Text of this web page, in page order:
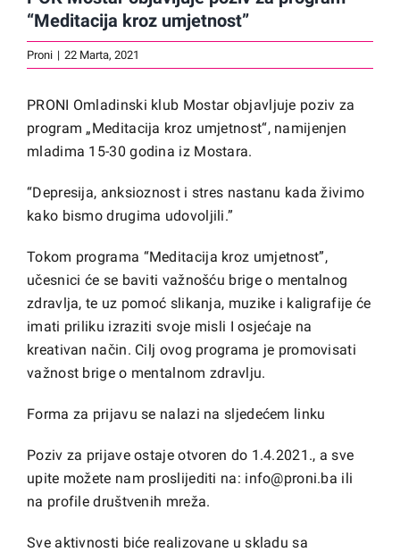
“Meditacija kroz umjetnost”
Proni | 22 Marta, 2021
PRONI Omladinski klub Mostar objavljuje poziv za
program „Meditacija kroz umjetnost“, namijenjen
mladima 15-30 godina iz Mostara.
“Depresija, anksioznost i stres nastanu kada živimo
kako bismo drugima udovoljili.”
Tokom programa “Meditacija kroz umjetnost”,
učesnici će se baviti važnošću brige o mentalnog
zdravlja, te uz pomoć slikanja, muzike i kaligrafije će
imati priliku izraziti svoje misli I osjećaje na
kreativan način. Cilj ovog programa je promovisati
važnost brige o mentalnom zdravlju.
Forma za prijavu se nalazi na sljedećem linku
Poziv za prijave ostaje otvoren do 1.4.2021., a sve
upite možete nam proslijediti na: info@proni.ba ili
na profile društvenih mreža.
Sve aktivnosti biće realizovane u skladu sa